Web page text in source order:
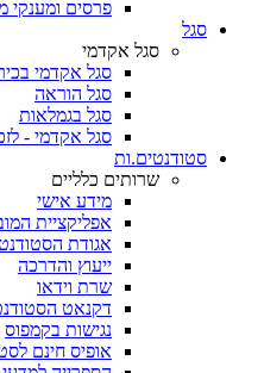
פרסים ומענקי
סגל
סגל אקדמי
סגל אקדמי
סגל הוראה
סגל בגמלאות
סגל אקדמי -
סטודנטים.ות
שרותים כלליים
מידע אישי
אפליקציית
אגודת
ייעוץ והדרכה
שרת וידאו
דקנאט
נגישות בקמפוס
אופיס חינם